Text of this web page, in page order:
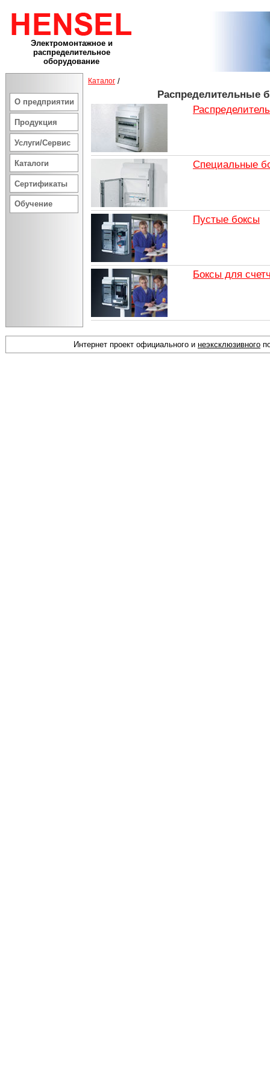
Электромонтажное и
распределительное
оборудование
О предприятии
Продукция
Услуги/Сервис
Каталоги
Сертификаты
Обучение
Каталог /
Распределительные
Специальные
Пустые боксы
Боксы для
Интернет проект официального и неэксклюзивного